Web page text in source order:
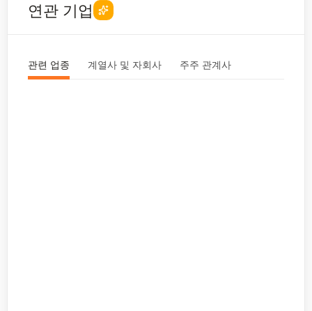
연관 기업
관련 업종 계열사 및 자회사 주주 관계사